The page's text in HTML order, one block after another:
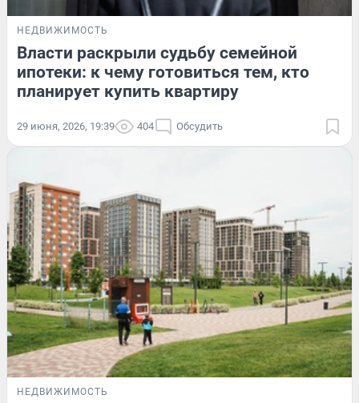
НЕДВИЖИМОСТЬ
Власти раскрыли судьбу семейной
ипотеки: к чему готовиться тем, кто
планирует купить квартиру
29 июня, 2026, 19:39 404 Обсудить
НЕДВИЖИМОСТЬ